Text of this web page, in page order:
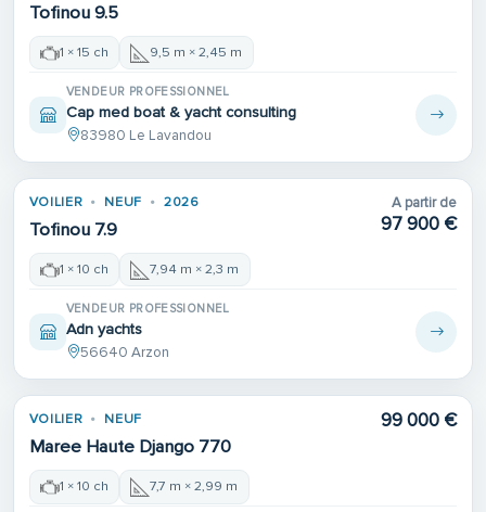
Tofinou 9.5
1 × 15 ch 9,5 m × 2,45 m
VENDEUR PROFESSIONNEL
Cap med boat & yacht consulting
83980 Le Lavandou
VOILIER NEUF 2026
Tofinou 7.9
A partir de
97 900 €
1 × 10 ch 7,94 m × 2,3 m
VENDEUR PROFESSIONNEL
Adn yachts
56640 Arzon
VOILIER NEUF
Maree Haute Django 770
99 000 €
1 × 10 ch 7,7 m × 2,99 m